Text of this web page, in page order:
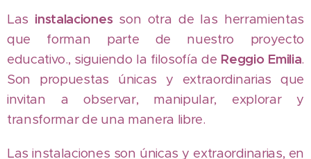
Las instalacionesson otra de las herramientas
que forman parte de nuestro proyecto
educativo., siguiendo la filosofía de Reggio Emilia.
Son propuestas únicas y extraordinarias que
invitan a observar, manipular, explorar y
transformar de una manera libre.
Las instalaciones son únicas y extraordinarias, en